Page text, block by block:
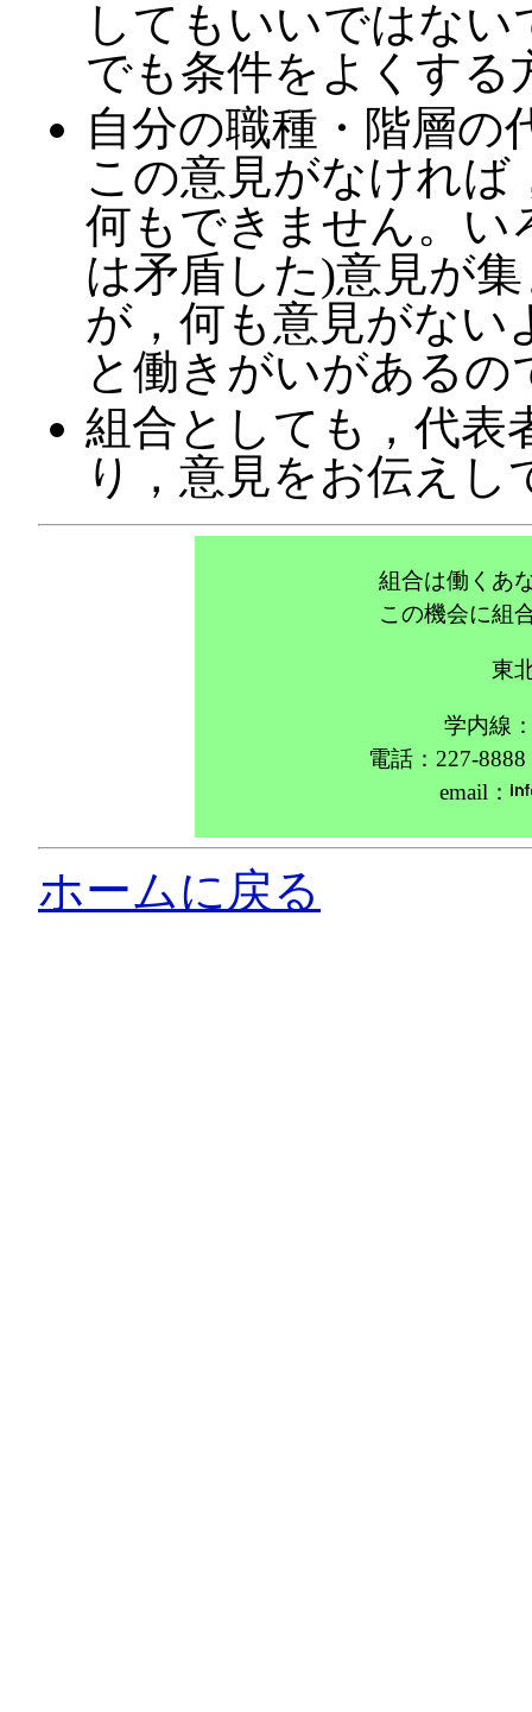
してもいいではな
でも条件をよくする
自分の職種・階層の
この意見がなければ
何もできません。い
は矛盾した)意見が
が，何も意見がない
と働きがいがある
組合としても，代表
り，意見をお伝え
組合は働くあ
この機会に組
東
学内線
電話：227-
email：
ホームに戻る